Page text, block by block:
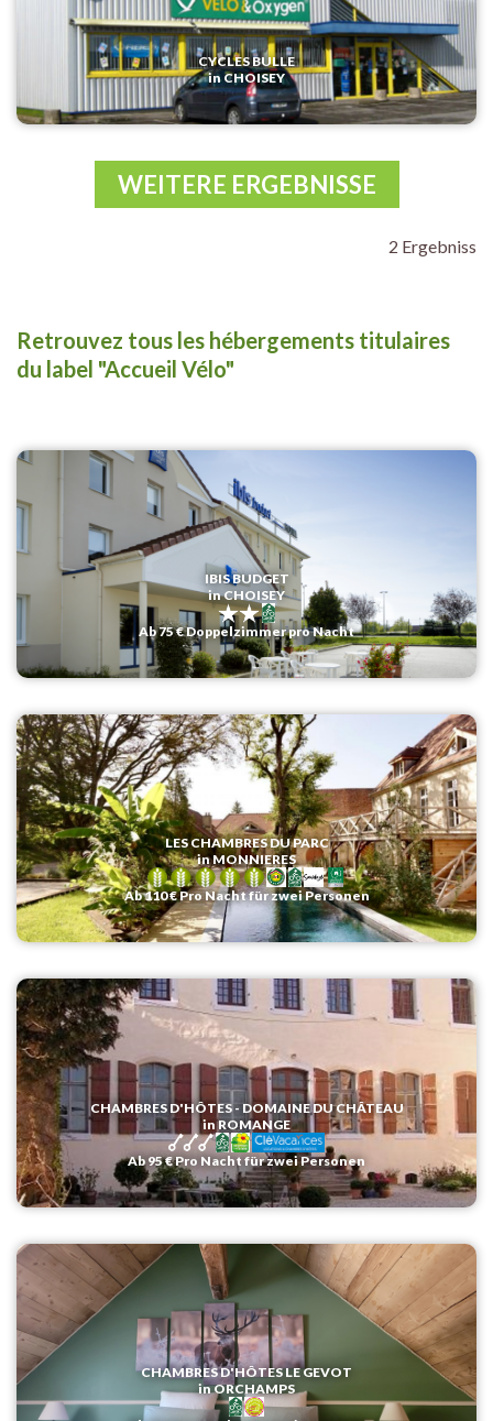
CYCLES BULLE
in CHOISEY
WEITERE ERGEBNISSE
2 Ergebniss
Retrouvez tous les hébergements titulaires
du label "Accueil Vélo"
IBIS BUDGET
in CHOISEY
Ab 75 € Doppelzimmer pro Nacht
LES CHAMBRES DU PARC
in MONNIERES
Ab 110 € Pro Nacht für zwei Personen
CHAMBRES D'HÔTES - DOMAINE DU CHÂTEAU
in ROMANGE
Ab 95 € Pro Nacht für zwei Personen
CHAMBRES D'HÔTES LE GEVOT
in ORCHAMPS